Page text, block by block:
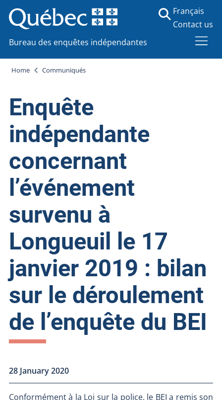
Bureau des enquêtes indépendantes
Français
Contact us
Home Communiqués
Enquête
indépendante
concernant
l’événement
survenu à
Longueuil le 17
janvier 2019 : bilan
sur le déroulement
de l’enquête du BEI
28 January 2020
Conformément à la Loi sur la police, le BEI a remis son